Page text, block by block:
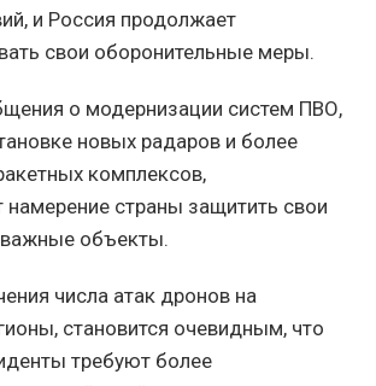
и Россия продолжает
свои оборонительные меры.
о модернизации систем ПВО,
новых радаров и более
комплексов,
страны защитить свои
важные объекты.
числа атак дронов на
становится очевидным, что
требуют более